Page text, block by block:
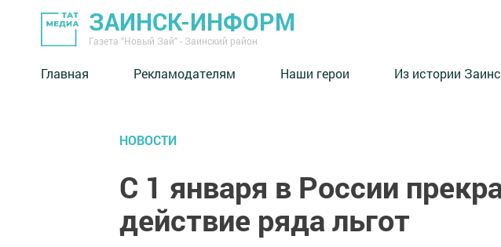
ЗАИНСК-ИНФОРМ
Газета "Новый Зай" - Заинский район
Главная Рекламодателям Наши герои Из истории
НОВОСТИ
С 1 января в России
действие ряда льгот